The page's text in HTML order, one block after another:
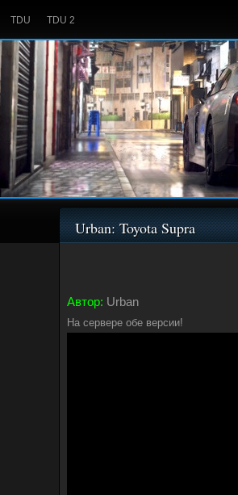
TDU TDU 2
Urban: Toyota Supra
Автор: Urban
На сервере обе версии!